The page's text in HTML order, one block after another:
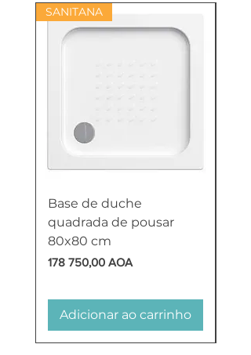
SANITANA
Base de duche
quadrada de pousar
80x80 cm
Preço
178 750,00 AOA
Adicionar ao carrinho